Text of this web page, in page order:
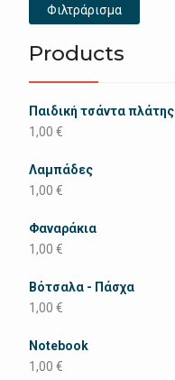
Φιλτράρισμα
Products
Παιδική τσάντα
1,00 €
Λαμπάδες
1,00 €
Φαναράκια
1,00 €
Βότσαλα - Πάσχα
1,00 €
Notebook
1,00 €